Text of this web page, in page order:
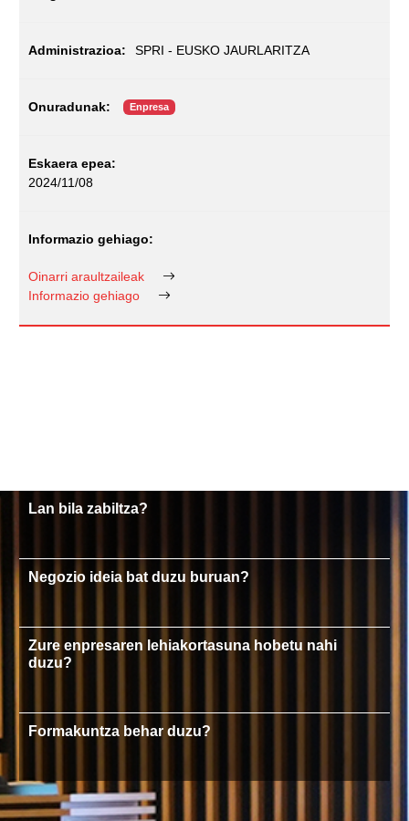
SPRI - EUSKO JAURLARITZA
Enpresa
2024/11/08
Oinarri araultzaileak
Informazio gehiago
Lan bila zabiltza?
Negozio ideia bat duzu buruan?
Zure enpresaren lehiakortasuna hobetu nahi
duzu?
Formakuntza behar duzu?